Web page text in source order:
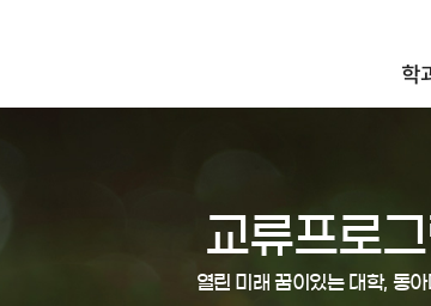
학
교류프로
열린 미래 꿈이있는 대학, 동